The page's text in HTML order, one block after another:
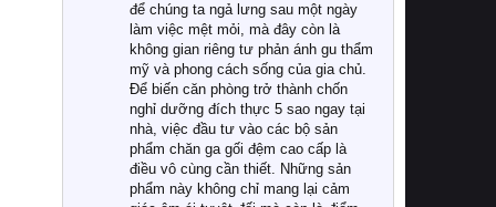
để chúng ta ngả lưng sau một ngày
làm việc mệt mỏi, mà đây còn là
không gian riêng tư phản ánh gu thẩm
mỹ và phong cách sống của gia chủ.
Để biến căn phòng trở thành chốn
nghỉ dưỡng đích thực 5 sao ngay tại
nhà, việc đầu tư vào các bộ sản
phẩm chăn ga gối đệm cao cấp là
điều vô cùng cần thiết. Những sản
phẩm này không chỉ mang lại cảm